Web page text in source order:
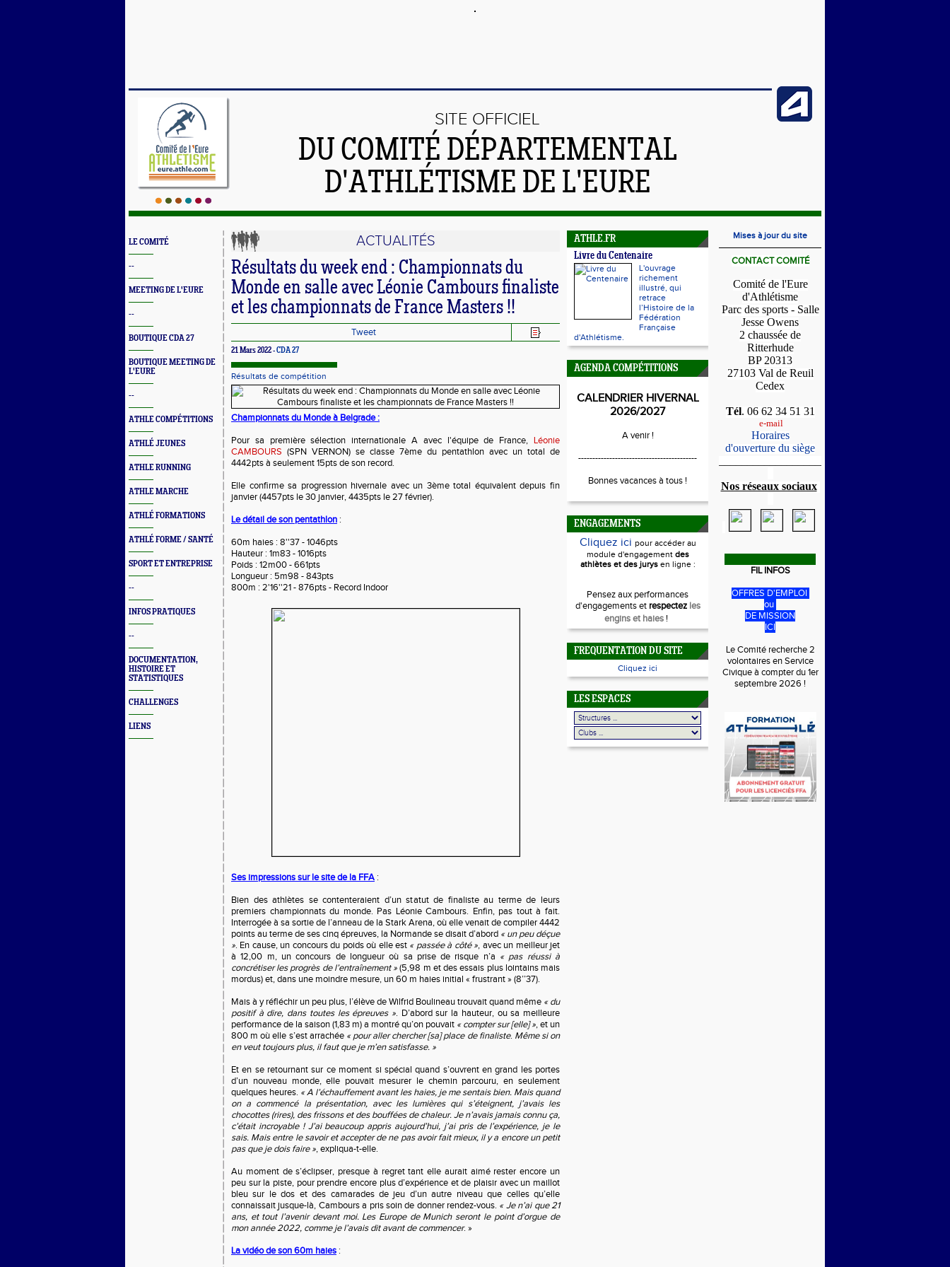
SITE OFFICIEL
DU COMITÉ DÉPARTEMENTAL
D'ATHLÉTISME DE L'EURE
LE COMITÉ
--
MEETING DE L'EURE
--
BOUTIQUE CDA 27
BOUTIQUE MEETING DE
L'EURE
--
ATHLE COMPÉTITIONS
ATHLÉ JEUNES
ATHLE RUNNING
ATHLE MARCHE
ATHLÉ FORMATIONS
ATHLÉ FORME / SANTÉ
SPORT ET ENTREPRISE
--
INFOS PRATIQUES
--
DOCUMENTATION,
HISTOIRE ET
STATISTIQUES
CHALLENGES
LIENS
ACTUALITÉS
Résultats du week end : Championnats du
Monde en salle avec Léonie Cambours finaliste
et les championnats de France Masters !!
Tweet
21 Mars 2022 -CDA 27
Résultats de compétition
Championnats du Monde à Belgrade :
Pour sa première sélection internationale A avec l'équipe de France, Léonie
CAMBOURS (SPN VERNON) se classe 7ème du pentathlon avec un total de
4442pts à seulement 15pts de son record.
Elle confirme sa progression hivernale avec un 3ème total équivalent depuis fin
janvier (4457pts le 30 janvier, 4435pts le 27 février).
Le détail de son pentathlon :
60m haies : 8''37 - 1046pts
Hauteur : 1m83 - 1016pts
Poids : 12m00 - 661pts
Longueur : 5m98 - 843pts
800m : 2'16''21 - 876pts - Record Indoor
Ses impressions sur le site de la FFA :
Bien des athlètes se contenteraient d’un statut de finaliste au terme de leurs
premiers championnats du monde. Pas Léonie Cambours. Enfin, pas tout à fait.
Interrogée à sa sortie de l’anneau de la Stark Arena, où elle venait de compiler 4442
points au terme de ses cinq épreuves, la Normande se disait d’abord « un peu déçue
». En cause, un concours du poids où elle est « passée à côté », avec un meilleur jet
à 12,00 m, un concours de longueur où sa prise de risque n’a « pas réussi à
concrétiser les progrès de l’entraînement »(5,98 m et des essais plus lointains mais
mordus) et, dans une moindre mesure, un 60 m haies initial « frustrant » (8’’37).
Mais à y réfléchir un peu plus, l’élève de Wilfrid Boulineau trouvait quand même « du
positif à dire, dans toutes les épreuves ». D’abord sur la hauteur, ou sa meilleure
performance de la saison (1,83 m) a montré qu’on pouvait « compter sur [elle] », et un
800 m où elle s’est arrachée « pour aller chercher [sa] place de finaliste. Même si on
en veut toujours plus, il faut que je m’en satisfasse. »
Et en se retournant sur ce moment si spécial quand s’ouvrent en grand les portes
d’un nouveau monde, elle pouvait mesurer le chemin parcouru, en seulement
quelques heures. « A l’échauffement avant les haies, je me sentais bien. Mais quand
on a commencé la présentation, avec les lumières qui s’éteignent, j’avais les
chocottes (rires), des frissons et des bouffées de chaleur. Je n’avais jamais connu ça,
c’était incroyable ! J’ai beaucoup appris aujourd’hui, j’ai pris de l’expérience, je le
sais. Mais entre le savoir et accepter de ne pas avoir fait mieux, il y a encore un petit
pas que je dois faire », expliqua-t-elle.
Au moment de s’éclipser, presque à regret tant elle aurait aimé rester encore un
peu sur la piste, pour prendre encore plus d’expérience et de plaisir avec un maillot
bleu sur le dos et des camarades de jeu d’un autre niveau que celles qu’elle
connaissait jusque-là, Cambours a pris soin de donner rendez-vous. « Je n’ai que 21
ans, et tout l’avenir devant moi. Les Europe de Munich seront le point d’orgue de
mon année 2022, comme je l’avais dit avant de commencer. »
La vidéo de son 60m haies :
ATHLE.FR
Livre du Centenaire
L'ouvrage
richement
illustré, qui
retrace
l’Histoire de la
Fédération
Française
d'Athlétisme.
AGENDA COMPÉTITIONS
CALENDRIER HIVERNAL
2026/2027
A venir !
------------------------------------------
Bonnes vacances à tous !
ENGAGEMENTS
Cliquez ici pour accéder au
module d'engagement des
athlètes et des jurysen ligne :
Pensez aux performances
d'engagements et respectez les
engins et haies!
FREQUENTATION DU SITE
Cliquez ici
LES ESPACES
Mises à jour du site
CONTACT COMITÉ
Comité de l'Eure
d'Athlétisme
Parc des sports - Salle
Jesse Owens
2 chaussée de
Ritterhude
BP 20313
27103 Val de Reuil
Cedex
Tél. 06 62 34 51 31
e-mail
Horaires
d'ouverture du siège
Nos réseaux sociaux
FIL INFOS
OFFRES D'EMPLOI
ou
DE MISSION
ICI
Le Comité recherche 2
volontaires en Service
Civique à compter du 1er
septembre 2026 !